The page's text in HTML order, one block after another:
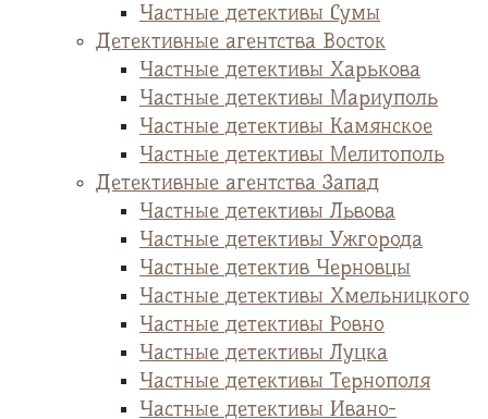
Частные детективы Сумы
Детективные агентства Восток
Частные детективы Харькова
Частные детективы Мариуполь
Частные детективы Камянское
Частные детективы Мелитополь
Детективные агентства Запад
Частные детективы Львова
Частные детективы Ужгорода
Частные детектив Черновцы
Частные детективы Хмельницкого
Частные детективы Ровно
Частные детективы Луцка
Частные детективы Тернополя
Частные детективы Ивано-